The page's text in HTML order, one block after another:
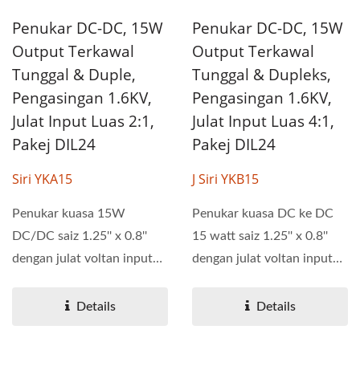
Penukar DC-DC, 15W
Output Terkawal
Tunggal & Duple,
Pengasingan 1.6KV,
Julat Input Luas 2:1,
Pakej DIL24
Siri YKA15
Penukar kuasa 15W
DC/DC saiz 1.25'' x 0.8''
dengan julat voltan input
Details
Penukar DC-DC, 15W
Output Terkawal
Tunggal & Dupleks,
Pengasingan 1.6KV,
Julat Input Luas 4:1,
Pakej DIL24
J Siri YKB15
Penukar kuasa DC ke DC
15 watt saiz 1.25'' x 0.8''
dengan julat voltan input
Details